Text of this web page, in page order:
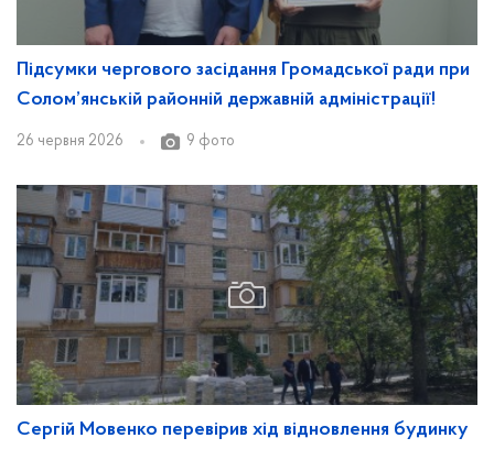
Підсумки чергового засідання Громадської ради при
Солом’янській районній державній адміністрації!
26 червня 2026 9 фото
Сергій Мовенко перевірив хід відновлення будинку